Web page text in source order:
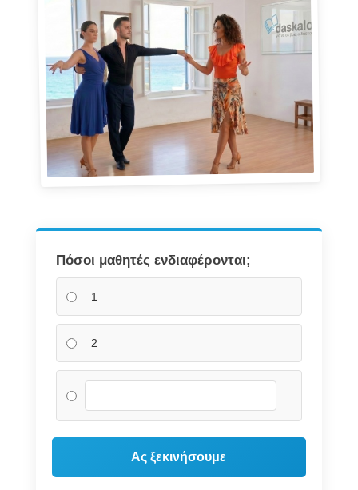
Πόσοι μαθητές ενδιαφέρονται;
1
2
Ας ξεκινήσουμε